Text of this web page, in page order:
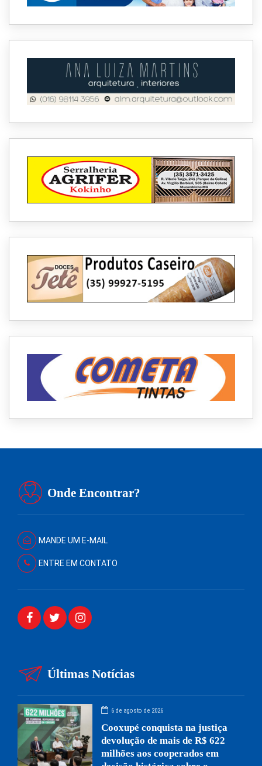
Onde Encontrar?
MANDE UM E-MAIL
ENTRE EM CONTATO
Últimas Notícias
6 de agosto de 2026
Cooxupé conquista na justiça
devolução de mais de R$ 622
milhões aos cooperados em